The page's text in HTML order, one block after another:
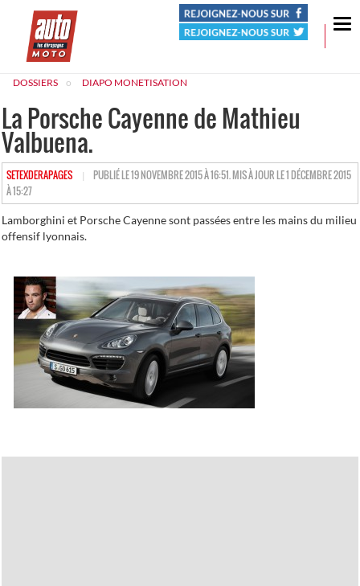
DOSSIERS DIAPO MONETISATION
La Porsche Cayenne de Mathieu
Valbuena.
SETEXDERAPAGES HTTPS://WWW.LESDERAPAGES.COM/AUTHOR/SETEXDERAPAGES
PUBLIÉ LE 19 NOVEMBRE 2015 À 16:51. MIS À JOUR LE 1 DÉCEMBRE 2015
À 15:27
Lamborghini et Porsche Cayenne sont passées entre les mains du milieu
offensif lyonnais.